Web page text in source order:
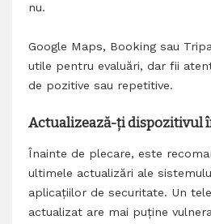
nu.
Google Maps, Booking sau
utile pentru evaluări, dar fii
de pozitive sau repetitive.
Actualizează-ți dispozitivul
Înainte de plecare, este
ultimele actualizări ale
aplicațiilor de securitate. Un
actualizat are mai puține